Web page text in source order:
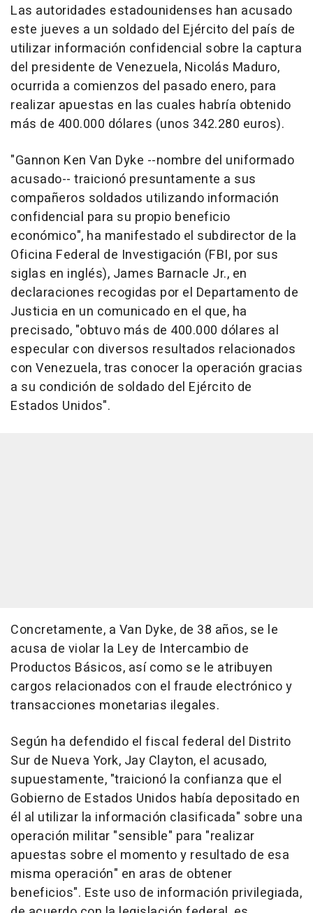
Las autoridades estadounidenses han acusado
este jueves a un soldado del Ejército del país de
utilizar información confidencial sobre la captura
del presidente de Venezuela, Nicolás Maduro,
ocurrida a comienzos del pasado enero, para
realizar apuestas en las cuales habría obtenido
más de 400.000 dólares (unos 342.280 euros).
"Gannon Ken Van Dyke --nombre del uniformado
acusado-- traicionó presuntamente a sus
compañeros soldados utilizando información
confidencial para su propio beneficio
económico", ha manifestado el subdirector de la
Oficina Federal de Investigación (FBI, por sus
siglas en inglés), James Barnacle Jr., en
declaraciones recogidas por el Departamento de
Justicia en un comunicado en el que, ha
precisado, "obtuvo más de 400.000 dólares al
especular con diversos resultados relacionados
con Venezuela, tras conocer la operación gracias
a su condición de soldado del Ejército de
Estados Unidos".
Concretamente, a Van Dyke, de 38 años, se le
acusa de violar la Ley de Intercambio de
Productos Básicos, así como se le atribuyen
cargos relacionados con el fraude electrónico y
transacciones monetarias ilegales.
Según ha defendido el fiscal federal del Distrito
Sur de Nueva York, Jay Clayton, el acusado,
supuestamente, "traicionó la confianza que el
Gobierno de Estados Unidos había depositado en
él al utilizar la información clasificada" sobre una
operación militar "sensible" para "realizar
apuestas sobre el momento y resultado de esa
misma operación" en aras de obtener
beneficios". Este uso de información privilegiada,